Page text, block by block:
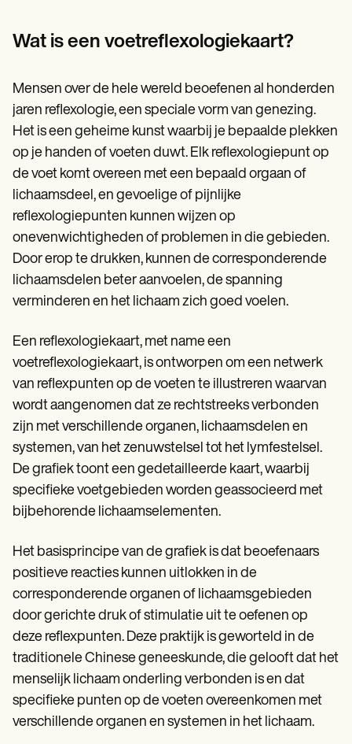
Demos
Training Hub
Become a Partner
Pricing
Why Carepatron?
Get started
Wat is een voetreflexologiekaart?
Mensen over de hele wereld beoefenen al honderden
jaren reflexologie, een speciale vorm van genezing.
Het is een geheime kunst waarbij je bepaalde plekken
op je handen of voeten duwt. Elk reflexologiepunt op
de voet komt overeen met een bepaald orgaan of
lichaamsdeel, en gevoelige of pijnlijke
reflexologiepunten kunnen wijzen op
onevenwichtigheden of problemen in die gebieden.
Door erop te drukken, kunnen de corresponderende
lichaamsdelen beter aanvoelen, de spanning
verminderen en het lichaam zich goed voelen.
Een reflexologiekaart, met name een
voetreflexologiekaart, is ontworpen om een netwerk
van reflexpunten op de voeten te illustreren waarvan
wordt aangenomen dat ze rechtstreeks verbonden
zijn met verschillende organen, lichaamsdelen en
systemen, van het zenuwstelsel tot het lymfestelsel.
De grafiek toont een gedetailleerde kaart, waarbij
specifieke voetgebieden worden geassocieerd met
bijbehorende lichaamselementen.
Het basisprincipe van de grafiek is dat beoefenaars
positieve reacties kunnen uitlokken in de
corresponderende organen of lichaamsgebieden
door gerichte druk of stimulatie uit te oefenen op
deze reflexpunten. Deze praktijk is geworteld in de
traditionele Chinese geneeskunde, die gelooft dat het
menselijk lichaam onderling verbonden is en dat
specifieke punten op de voeten overeenkomen met
verschillende organen en systemen in het lichaam.